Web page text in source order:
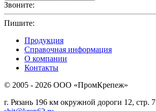
Звоните:
Пишите:
Продукция
Справочная информация
О компании
Контакты
© 2005 - 2026 OOO «ПромКрепеж»
г. Рязань 196 км окружной дороги 12, стр. 7